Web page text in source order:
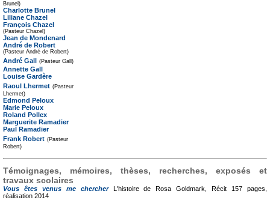
Brunel)
Charlotte Brunel
Liliane Chazel
François Chazel
(Pasteur Chazel)
Jean de Mondenard
André de Robert
(Pasteur André de Robert)
André Gall (Pasteur Gall)
Annette Gall
Louise Gardère
Raoul Lhermet (Pasteur
Lhermet)
Edmond Peloux
Marie Peloux
Roland Pollex
Marguerite Ramadier
Paul Ramadier
Frank Robert (Pasteur
Robert)
Témoignages, mémoires, thèses, recherches, exposés et
travaux scolaires
Vous êtes venus me chercherL'histoire de Rosa Goldmark, Récit
157 pages,
réalisation 2014